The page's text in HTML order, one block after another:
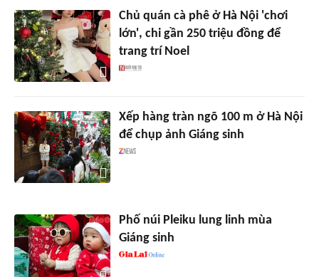
Chủ quán cà phê ở Hà Nội 'chơi
lớn', chi gần 250 triệu đồng để
trang trí Noel
Xếp hàng tràn ngõ 100 m ở Hà Nội
để chụp ảnh Giáng sinh
Phố núi Pleiku lung linh mùa
Giáng sinh